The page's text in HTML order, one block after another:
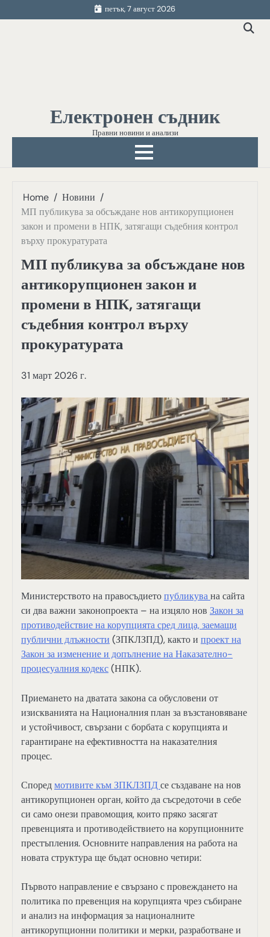
to
петък, 7 август 2026
Електронен съдник
Правни новини и анализи
Home
Новини
МП публикува за обсъждане нов антикорупционен
закон и промени в НПК, затягащи съдебния контрол
върху прокуратурата
МП публикува за обсъждане нов
антикорупционен закон и
промени в НПК, затягащи
съдебния контрол върху
прокуратурата
31 март 2026 г.
Министерството на правосъдиетопубликувана сайта
си два важни законопроекта – на изцяло нов Закон за
противодействие на корупцията сред лица, заемащи
публични длъжности (ЗПКЛЗПД), както и проект на
Закон за изменение и допълнение на Наказателно-
процесуалния кодекс(НПК).
Приемането на дватата закона са обусловени от
изискванията на Националния план за възстановяване
и устойчивост, свързани с борбата с корупцията и
гарантиране на ефективността на наказателния
процес.
Споредмотивите към ЗПКЛЗПДсе създаване на нов
антикорупционен орган, който да съсредоточи в себе
си само онези правомощия, които пряко засягат
превенцията и противодействието на корупционните
престъпления. Основните направления на работа на
новата структура ще бъдат основно четири:
Първото направление е свързано с провеждането на
политика по превенция на корупцията чрез събиране
и анализ на информация за националните
антикорупционни политики и мерки, разработване и